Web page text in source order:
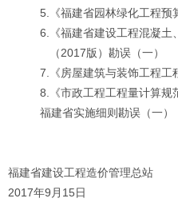
5.《福建省园林绿化工程预算
6.《福建省建设工程混凝土、
（2017版）勘误（一）
7.《房屋建筑与装饰工程工程
8.《市政工程工程量计算规范
福建省实施细则勘误（一）
福建省建设工程造价管理总站
2017年9月15日